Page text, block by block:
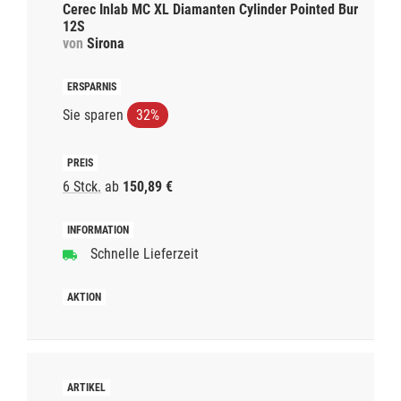
Cerec Inlab MC XL Diamanten Cylinder Pointed Bur
12S
von Sirona
Sie sparen 32%
6 Stck. ab 150,89 €
Schnelle Lieferzeit